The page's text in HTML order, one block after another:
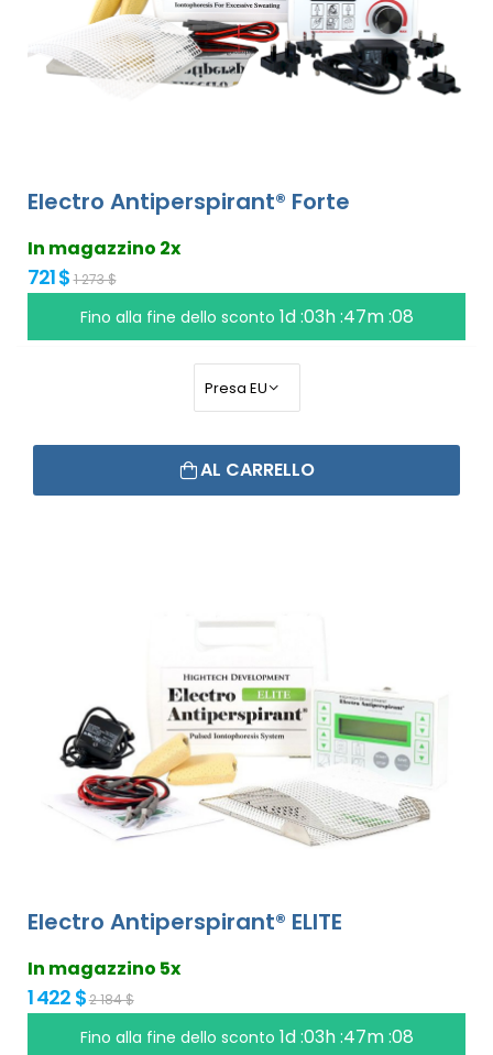
Electro Antiperspirant® Forte
In magazzino 2x
721 $ 1 273 $
Fino alla fine dello sconto 1d :03h :47m :07
AL CARRELLO
Electro Antiperspirant® ELITE
In magazzino 5x
1 422 $2 184 $
Fino alla fine dello sconto 1d :03h :47m :07